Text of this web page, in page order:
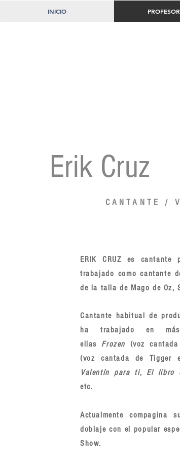
INICIO
Erik Cruz
CANTANTE /
ERIK CRUZ es
trabajado como cantante
de la talla de Mago de Oz,
Cantante habitual de
ha trabajado en
ellas Frozen (voz
(voz cantada de Tigger
Valentín para ti, El libro
etc.
Actualmente compagina
doblaje con el popular
Show.